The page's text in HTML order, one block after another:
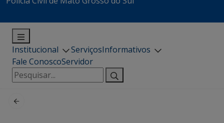
Institucional ServiçosInformativos
Fale ConoscoServidor
Pesquisar
por: